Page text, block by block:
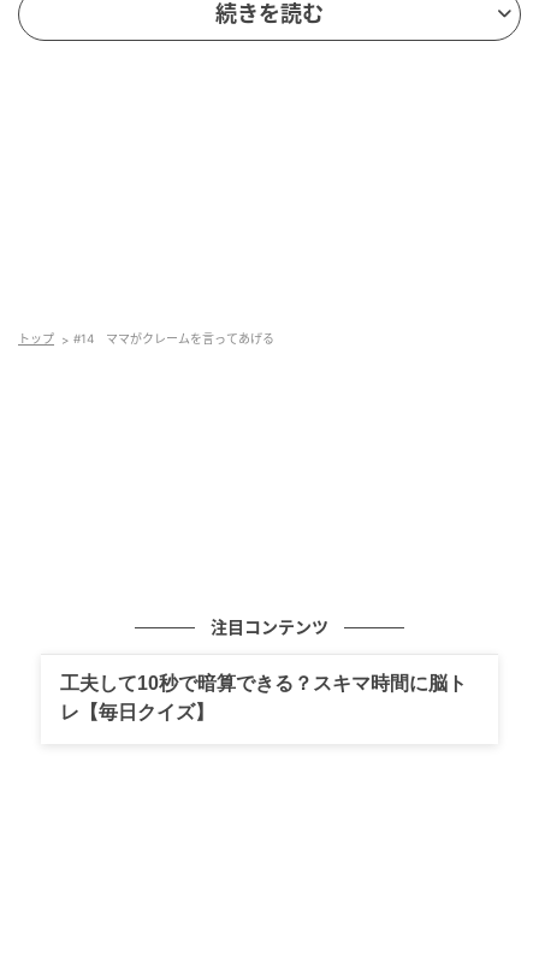
続きを読む
トップ #14 ママがクレームを言ってあげる
注目コンテンツ
工夫して10秒で暗算できる？スキマ時間に脳ト
レ【毎日クイズ】